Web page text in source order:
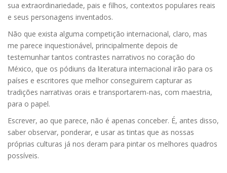
sua extraordinariedade, pais e filhos, contextos populares reais
e seus personagens inventados.
Não que exista alguma competição internacional, claro, mas
me parece inquestionável, principalmente depois de
testemunhar tantos contrastes narrativos no coração do
México, que os pódiuns da literatura internacional irão para os
países e escritores que melhor conseguirem capturar as
tradições narrativas orais e transportarem-nas, com maestria,
para o papel.
Escrever, ao que parece, não é apenas conceber. É, antes disso,
saber observar, ponderar, e usar as tintas que as nossas
próprias culturas já nos deram para pintar os melhores quadros
possíveis.